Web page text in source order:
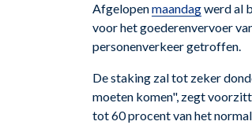
Afgelopenmaandagwerd al
voor het goederenvervoer
personenverkeer getroffen.
De staking zal tot zeker
moeten komen", zegt
tot 60 procent van het